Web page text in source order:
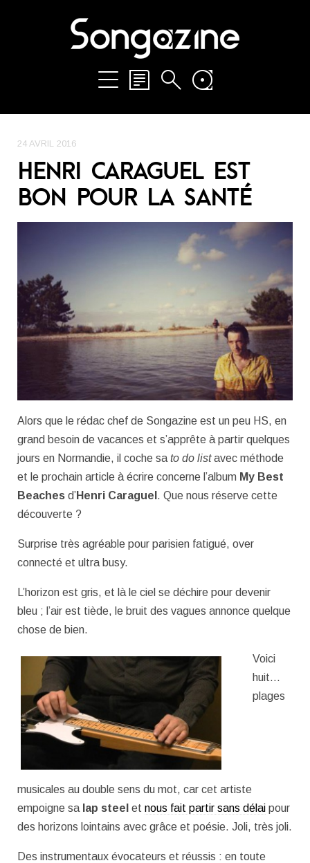
24 AVRIL 2016
HENRI CARAGUEL EST
BON POUR LA SANTÉ
Alors que le rédac chef de Songazine est un peu HS, en
grand besoin de vacances et s’apprête à partir quelques
jours en Normandie, il coche sa to do listavec méthode
et le prochain article à écrire concerne l’album My Best
Beaches d’Henri Caraguel . Que nous réserve cette
découverte ?
Surprise très agréable pour parisien fatigué, over
connecté et ultra busy.
L’horizon est gris, et là le ciel se déchire pour devenir
bleu ; l’air est tiède, le bruit des vagues annonce quelque
chose de bien.
Voici
huit…
plages
musicales au double sens du mot, car cet artiste
empoigne sa lap steel et nous fait partir sans délai pour
des horizons lointains avec grâce et poésie. Joli, très joli.
Des instrumentaux évocateurs et réussis : en toute